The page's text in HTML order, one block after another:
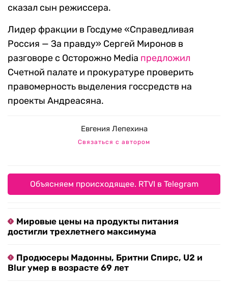
сказал сын режиссера.
Лидер фракции в Госдуме «Справедливая
Россия — За правду» Сергей Миронов в
разговоре с Осторожно Media предложил
Счетной палате и прокуратуре проверить
правомерность выделения госсредств на
проекты Андреасяна.
Евгения Лепехина
Связаться с автором
Объясняем происходящее. RTVI в Telegram
Мировые цены на продукты питания
достигли трехлетнего максимума
Продюсеры Мадонны, Бритни Спирс, U2 и
Blur умер в возрасте 69 лет